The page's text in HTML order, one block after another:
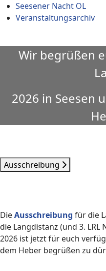
Seesener Nacht OL
Veranstaltungsarchiv
Wir begrüßen
2026 in Seesen
Ausschreibung
DieAusschreibung für die
die Langdistanz (und 3. LRL
2026 ist jetzt für euch
dem Heber begrüßen zu